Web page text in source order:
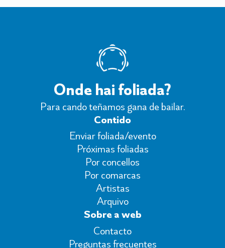
Onde hai foliada?
Para cando teñamos gana de bailar.
Contido
Enviar foliada/evento
Próximas foliadas
Por concellos
Por comarcas
Artistas
Arquivo
Sobre a web
Contacto
Preguntas frecuentes